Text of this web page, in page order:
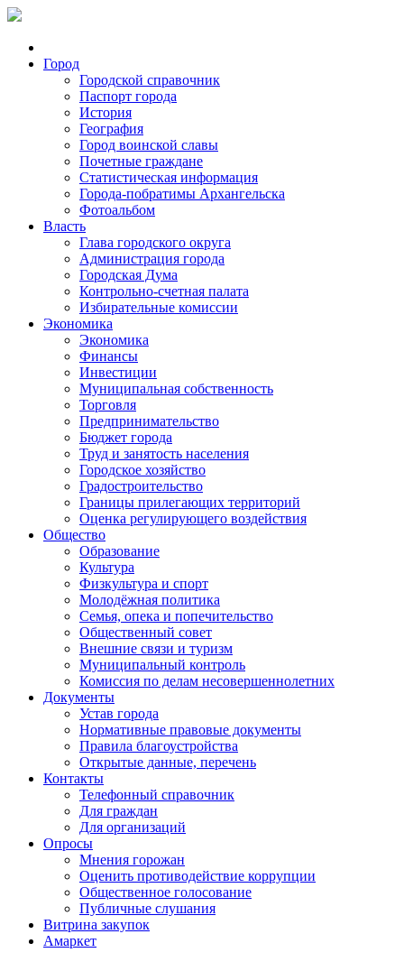
Город
Городской справочник
Паспорт города
История
География
Город воинской славы
Почетные граждане
Статистическая информация
Города-побратимы Архангельска
Фотоальбом
Власть
Глава городского округа
Администрация города
Городская Дума
Контрольно-счетная палата
Избирательные комиссии
Экономика
Экономика
Финансы
Инвестиции
Муниципальная собственность
Торговля
Предпринимательство
Бюджет города
Труд и занятость населения
Городское хозяйство
Градостроительство
Границы прилегающих территорий
Оценка регулирующего воздействия
Общество
Образование
Культура
Физкультура и спорт
Молодёжная политика
Семья, опека и попечительство
Общественный совет
Внешние связи и туризм
Муниципальный контроль
Комиссия по делам несовершеннолетних
Документы
Устав города
Нормативные правовые документы
Правила благоустройства
Открытые данные, перечень
Контакты
Телефонный справочник
Для граждан
Для организаций
Опросы
Мнения горожан
Оценить противодействие коррупции
Общественное голосование
Публичные слушания
Витрина закупок
Амаркет